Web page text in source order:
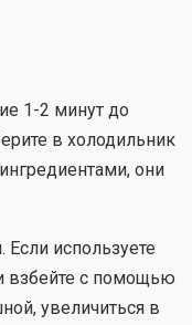
1-2 минут до
в холодильник
они
используете
взбейте с помощью
увеличиться в